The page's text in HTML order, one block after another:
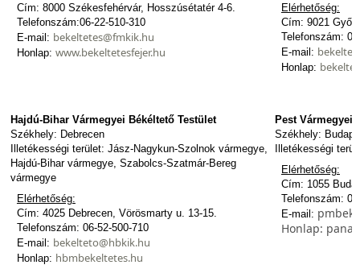
Cím: 8000 Székesfehérvár, Hosszúsétatér 4-6.
Telefonszám:06-22-510-310
E-mail: bekeltetes@fmkik.hu
Honlap: www.bekeltetesfejer.hu
Elérhetőség:
Cím: 9021
Telefonszám:
E-mail:
Honlap:
Hajdú-Bihar Vármegyei Békéltető Testület
Székhely: Debrecen
Illetékességi terület: Jász-Nagykun-Szolnok vármegye,
Hajdú-Bihar vármegye, Szabolcs-Szatmár-Bereg
vármegye
Elérhetőség:
Cím: 4025 Debrecen, Vörösmarty u. 13-15.
Telefonszám: 06-52-500-710
E-mail: bekelteto@hbkik.hu
Honlap: hbmbekeltetes.hu
Pest Vármegyei
Székhely:
Illetékességi
Elérhetőség:
Cím: 1055
Telefonszám:
E-mail:
Honlap: